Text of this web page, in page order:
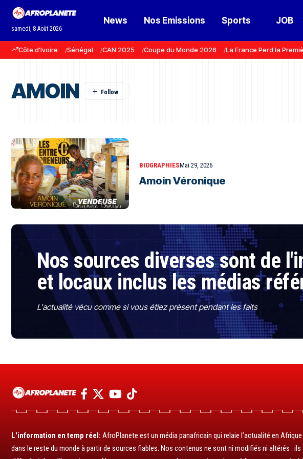
samedi, 8 Août 2026
News Nos Emissions Sports JOB
Côte d'Ivoire Sénégal CAN 2025 Coupe du Monde 2026 La France Perd la
AMOIN
BIOGRAPHIESMai 29, 2026
Amoin Véronique
Nos sources diverses sont de
et locaux inclus les médias
L'actualité vécu comme si vous étiez présent pendant les faits
L'information en temp réel: AfroPlanete est un média panafricain qui relaie l’actualité en
dans le reste du monde à partir de sources fiables. Nos contenus ne sont ni modifiés ni altérés :